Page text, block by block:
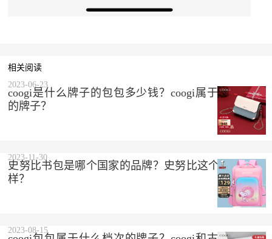
相关阅读
coogi是什么牌子的包包多少钱？coogi属于什么档次
的牌子？
2023-06-23
史努比书包是哪个国家的品牌？史努比这个品牌怎么
样？
2023-11-30
2023-08-15